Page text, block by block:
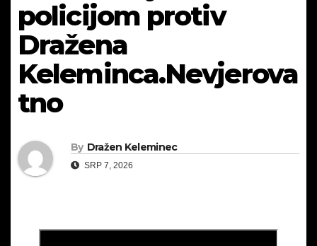
policijom protiv
Dražena
Keleminca.Nevjerova
tno
By Dražen Keleminec
SRP 7, 2026